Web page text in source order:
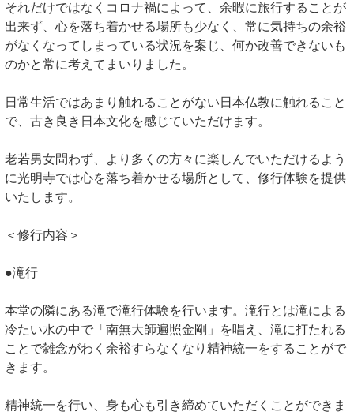
それだけではなくコロナ禍によって、余暇に旅行することが
出来ず、心を落ち着かせる場所も少なく、常に気持ちの余裕
がなくなってしまっている状況を案じ、何か改善できないも
のかと常に考えてまいりました。
日常生活ではあまり触れることがない日本仏教に触れること
で、古き良き日本文化を感じていただけます。
老若男女問わず、より多くの方々に楽しんでいただけるよう
に光明寺では心を落ち着かせる場所として、修行体験を提供
いたします。
＜修行内容＞
●滝行
本堂の隣にある滝で滝行体験を行います。滝行とは滝による
冷たい水の中で「南無大師遍照金剛」を唱え、滝に打たれる
ことで雑念がわく余裕すらなくなり精神統一をすることがで
きます。
精神統一を行い、身も心も引き締めていただくことができま